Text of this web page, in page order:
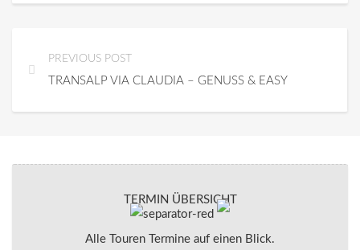
PREVIOUS POST
TRANSALP VIA CLAUDIA – GENUSS & EASY
TERMIN ÜBERSICHT
Alle Touren Termine auf einen Blick.